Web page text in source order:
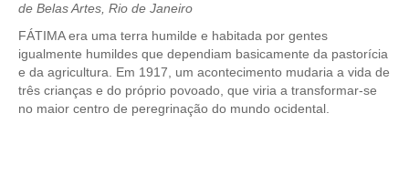
de Belas Artes, Rio de Janeiro
FÁTIMA era uma terra humilde e habitada por gentes
igualmente humildes que dependiam basicamente da pastorícia
e da agricultura. Em 1917, um acontecimento mudaria a vida de
três crianças e do próprio povoado, que viria a transformar-se
no maior centro de peregrinação do mundo ocidental.